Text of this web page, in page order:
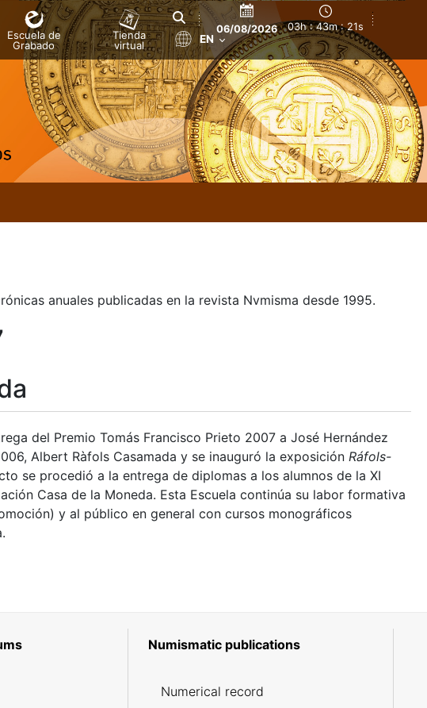
Escuela de
Grabado
Tienda
virtual
06/08/2026 03h : 43m : 21s
EN
anuales publicadas en la revista Nvmisma desde 1995.
del Premio Tomás Francisco Prieto 2007 a José Hernández
Albert Ràfols Casamada y se inauguró la exposición Ráfols-
se procedió a la entrega de diplomas a los alumnos de la XI
Casa de la Moneda. Esta Escuela continúa su labor formativa
y al público en general con cursos monográficos
Numismatic publications
Numerical record